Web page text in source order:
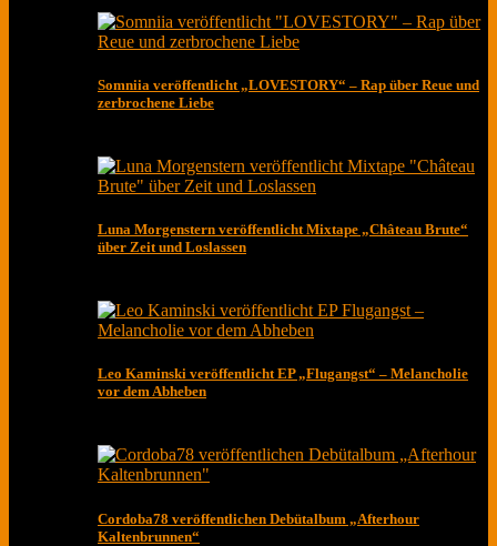
Somniia veröffentlicht „LOVESTORY“ – Rap über Reue und
zerbrochene Liebe
Luna Morgenstern veröffentlicht Mixtape „Château Brute“
über Zeit und Loslassen
Leo Kaminski veröffentlicht EP „Flugangst“ – Melancholie
vor dem Abheben
Cordoba78 veröffentlichen Debütalbum „Afterhour
Kaltenbrunnen“